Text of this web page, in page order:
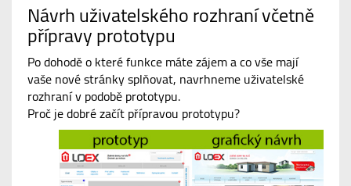
Návrh uživatelského rozhraní včetně
přípravy prototypu
Po dohodě o které funkce máte zájem a co vše mají
vaše nové stránky splňovat, navrhneme uživatelské
rozhraní v podobě prototypu.
Proč je dobré začít přípravou prototypu?